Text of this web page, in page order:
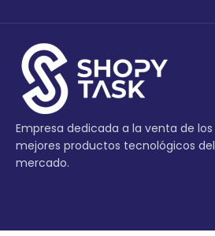
Empresa dedicada a la venta de los
mejores productos tecnológicos del
mercado.